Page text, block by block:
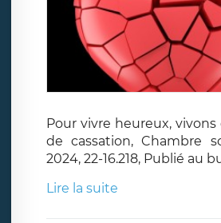
Pour vivre heureux, vivons
de cassation, Chambre
2024, 22-16.218, Publié au
Lire la suite